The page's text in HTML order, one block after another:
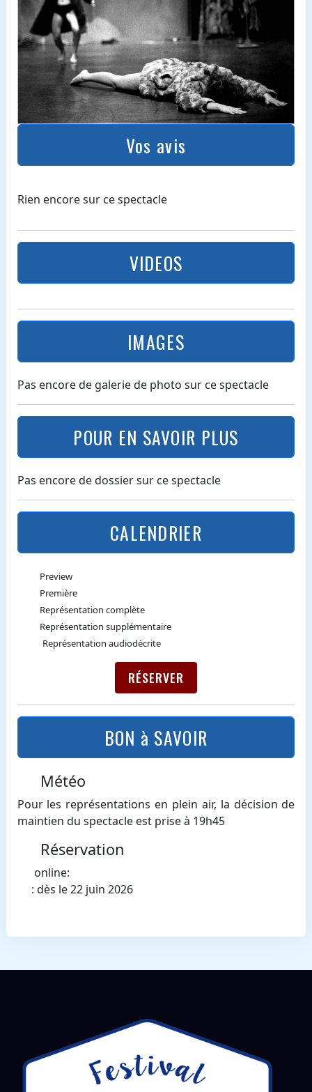
Vos avis
Rien encore sur ce spectacle
VIDEOS
IMAGES
Pas encore de galerie de photo sur ce spectacle
POUR EN SAVOIR PLUS
Pas encore de dossier sur ce spectacle
CALENDRIER
Preview
Première
Représentation complète
Représentation supplémentaire
Représentation audiodécrite
RÉSERVER
BON à SAVOIR
Météo
Pour les représentations en plein air, la décision de
maintien du spectacle est prise à 19h45
Réservation
online:
: dès le 22 juin 2026